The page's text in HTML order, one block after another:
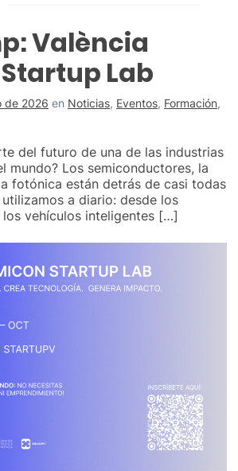
València
Lab
de 2026 en Noticias, Eventos, Formación,
del futuro de una de las industrias
mundo? Los semiconductores, la
fotónica están detrás de casi todas
a diario: desde los
vehículos inteligentes […]